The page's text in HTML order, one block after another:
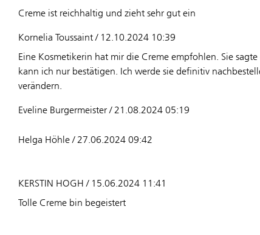
Creme ist reichhaltig und zieht sehr gut ein
Kornelia Toussaint / 12.10.2024 10:39
Eine Kosmetikerin hat mir die Creme empfohlen. Sie
kann ich nur bestätigen. Ich werde sie definitiv
verändern.
Eveline Burgermeister / 21.08.2024 05:19
Helga Höhle / 27.06.2024 09:42
KERSTIN HOGH / 15.06.2024 11:41
Tolle Creme bin begeistert